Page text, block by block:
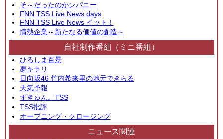
そ～だったのかンパニー
FNN TSS Live News days
FNN TSS Live News イット！
情熱企業～新たなる価値の創造～
自社制作番組（ミニ番組）
ひろしま百景
夢キラリ
日向坂46 竹内希来里の地元できらる
天気予報
ずきゅん。TSS
TSS批評
オープニング・クロージング
ニュース関連